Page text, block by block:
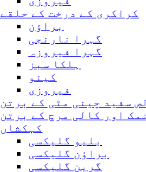
کراکری کے درخت کے حلقے
براؤن
گہرا نارنجی
گہرا فیروزہ
ہلکا سبز
کینو
فیروزی
سفید چینی مٹی کے برتن
نمک اور کالی مرچ کے برتن
کہکشاں
بلیو گلیکسی
براؤن گلیکسی
گرین گلیکسی